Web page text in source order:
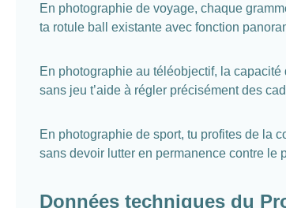
En photographie de voyage, chaque
ta rotule ball existante avec fonction
En photographie au téléobjectif, la
sans jeu t’aide à régler précisément des
En photographie de sport, tu profites de la
sans devoir lutter en permanence contre le
Données techniques du